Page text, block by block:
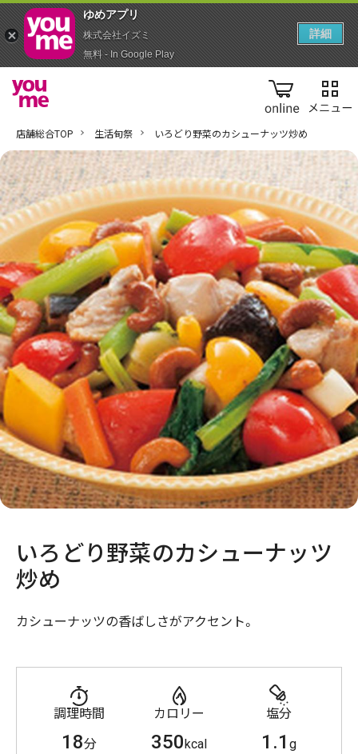
online
店舗総合TOP 生活旬祭 いろどり野菜のカシューナッツ炒め
いろどり野菜のカシューナッツ
炒め
カシューナッツの香ばしさがアクセント。
調理時間
18分
カロリー
350kcal
塩分
1.1g
ゆめアプ‪リ‬
株式会社イズミ
無料 - In Google Play
詳細